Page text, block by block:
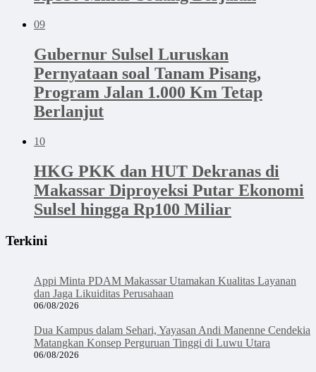
09
Gubernur Sulsel Luruskan
Pernyataan soal Tanam Pisang,
Program Jalan 1.000 Km Tetap
Berlanjut
10
HKG PKK dan HUT Dekranas di
Makassar Diproyeksi Putar Ekonomi
Sulsel hingga Rp100 Miliar
Terkini
Appi Minta PDAM Makassar Utamakan Kualitas Layanan
dan Jaga Likuiditas Perusahaan
06/08/2026
Dua Kampus dalam Sehari, Yayasan Andi Manenne Cendekia
Matangkan Konsep Perguruan Tinggi di Luwu Utara
06/08/2026